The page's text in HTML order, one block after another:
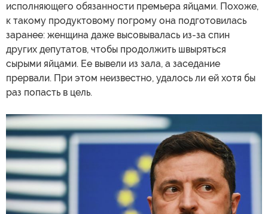
исполняющего обязанности премьера яйцами. Похоже,
к такому продуктовому погрому она подготовилась
заранее: женщина даже высовывалась из-за спин
других депутатов, чтобы продолжить швыряться
сырыми яйцами. Ее вывели из зала, а заседание
прервали. При этом неизвестно, удалось ли ей хотя бы
раз попасть в цель.